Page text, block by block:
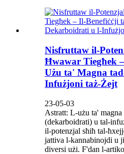
Nisfruttaw il-
Ħwawar Tiegħek
Użu ta' Magna
Infużjoni taż-Żejt
23-05-03
Astratt: L-użu ta'
(dekarboidrati) u tal-
il-potenzjal sħiħ tal-
jattiva l-kannabinojdi u
diversi użi. F'dan l-